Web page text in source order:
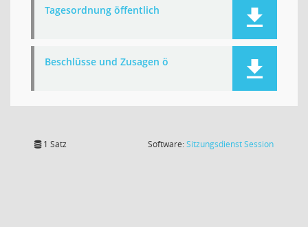
Tagesordnung öffentlich
Beschlüsse und Zusagen ö
1 Satz Software:SitzungsdienstSession(Wird in